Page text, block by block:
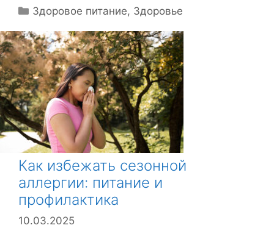
Р
б
р
и
к
и
Здоровое питание, Здоровье
Как избежать сезонной
аллергии: питание и
профилактика
10.03.2025